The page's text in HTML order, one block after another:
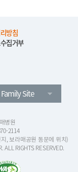
방침
집거부
Family Site
병원
2114
, 보라매공원 동문에 위치)
RIGHTS RESERVED.